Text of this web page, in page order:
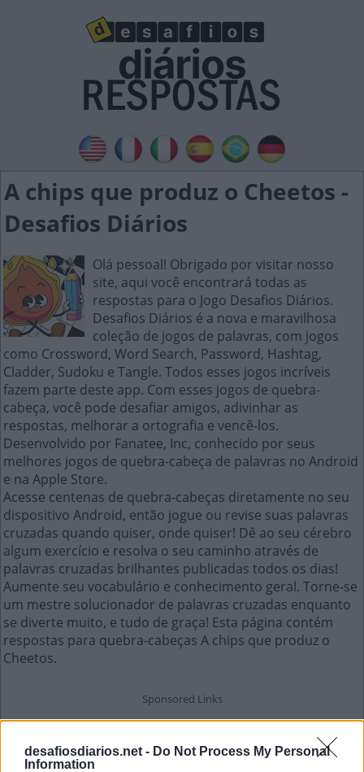
desafiosdiarios.net - Do Not Process My Personal
Information
A chips que produz o Cheetos -
Desafios Diários
Olá pessoal! Obrigado por visitar nosso
site, aqui você encontrará todas as
respostas para o Jogo Desafios Diários.
Desafios Diários é a nova e maravilhosa
coleção de jogos de palavras, com jogos
como Crossword, Word Search, Password, Hashtag,
Cladder, Sudoku e Tangle. Todos esses jogos incríveis
fazem parte deste app. Com esses jogos de quebra-
cabeça, você pode desafiar amigos, adivinhar as
respostas, melhorar a ortografia e vencê-los.
Desenvolvido por Fanatee, Inc, conhecido por seus
melhores jogos de quebra-cabeça de palavras no Android
e na Apple Store.
Acesse centenas de quebra-cabeças diretamente no seu
dispositivo Android, então jogue ou revise suas palavras
cruzadas quando quiser, onde quiser! Dê ao seu cérebro
algum exercício e resolva o seu caminho através de
palavras cruzadas brilhantes publicadas todos os dias!
Aumente seu vocabulário e conhecimento geral. Torne-se
um mestre solucionador de palavras cruzadas enquanto
se diverte muito, e tudo de graça! Esta página contém
respostas para quebra-cabeças A chips que produz o
Cheetos.